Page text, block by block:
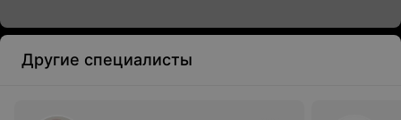
Другие специалисты